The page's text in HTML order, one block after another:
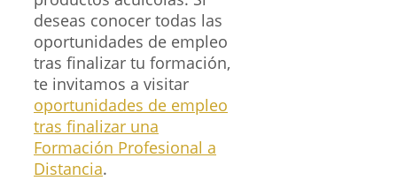
deseas conocer todas las
oportunidades de empleo
tras finalizar tu formación,
te invitamos a visitar
oportunidades de empleo
tras finalizar una
Formación Profesional a
Distancia.